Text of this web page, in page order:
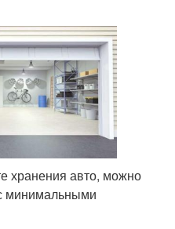
хранения авто, можно
минимальными